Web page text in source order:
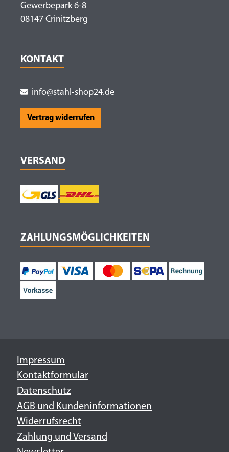
Gewerbepark 6-8
08147 Crinitzberg
KONTAKT
info@stahl-shop24.de
Vertrag widerrufen
VERSAND
ZAHLUNGSMÖGLICHKEITEN
Impressum
Kontaktformular
Datenschutz
AGB und Kundeninformationen
Widerrufsrecht
Zahlung und Versand